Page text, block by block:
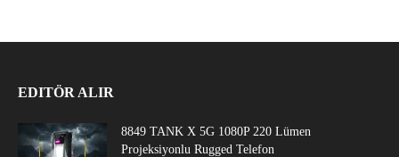
EDITÖR ALIR
8849 TANK X 5G 1080P 220 Lümen
Projeksiyonlu Rugged Telefon